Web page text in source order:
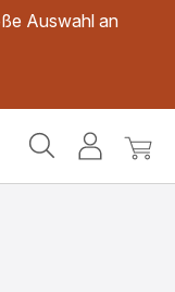
Auswahl an
Mein
Mein